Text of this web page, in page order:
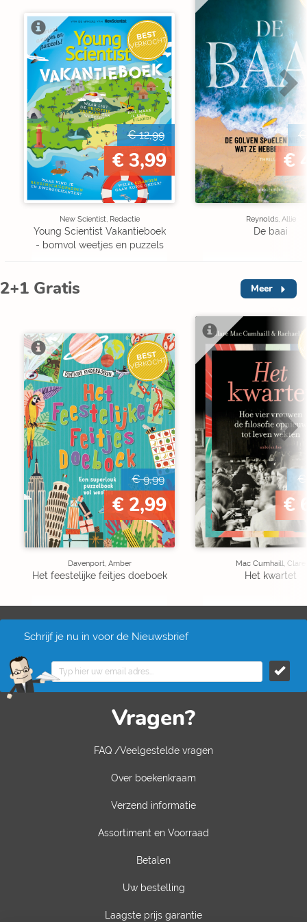
BEST
VERKOCHT
€ 12,99
€ 3,99
New Scientist, Redactie
Young Scientist Vakantieboek
- bomvol weetjes en puzzels
€
€
Reynolds, Allie
De baai
2+1 Gratis Meer
BEST
VERKOCHT
€ 9,99
€ 2,99
Davenport, Amber
Het feestelijke feitjes doeboek
€
€
Mac Cumhaill, Clare
Het kwartet
Schrijf je nu in voor de Nieuwsbrief
Vragen?
FAQ /Veelgestelde vragen
Over boekenkraam
Verzend informatie
Assortiment en Voorraad
Betalen
Uw bestelling
Laagste prijs garantie